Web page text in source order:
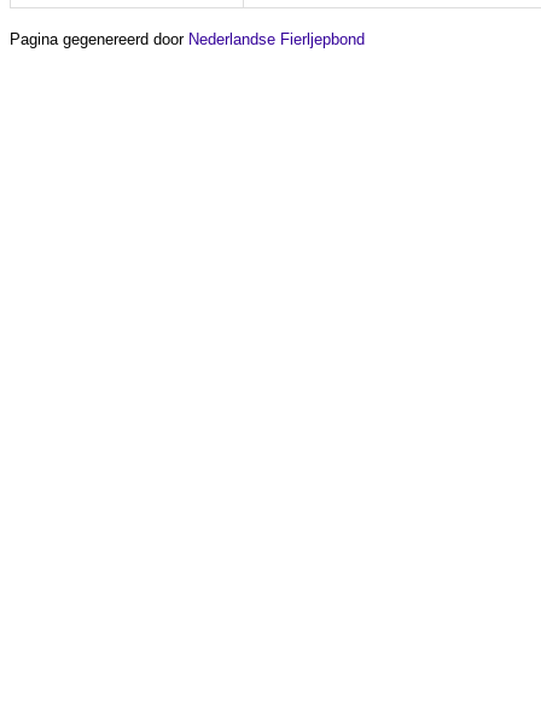
Pagina gegenereerd door Nederlandse Fierljepbond